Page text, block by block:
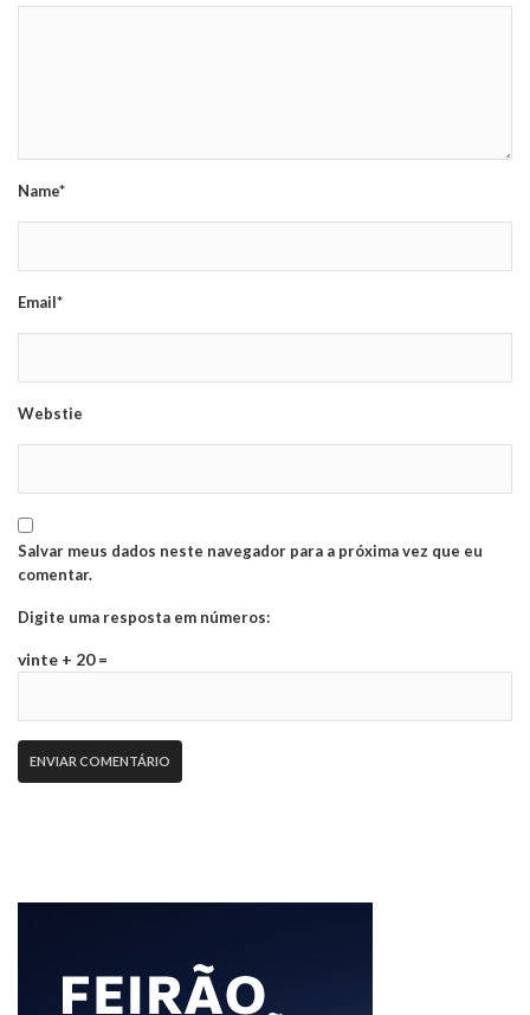
Name*
Email*
Webstie
Salvar meus dados neste navegador para a próxima vez que eu
comentar.
Digite uma resposta em números:
vinte + 20 =